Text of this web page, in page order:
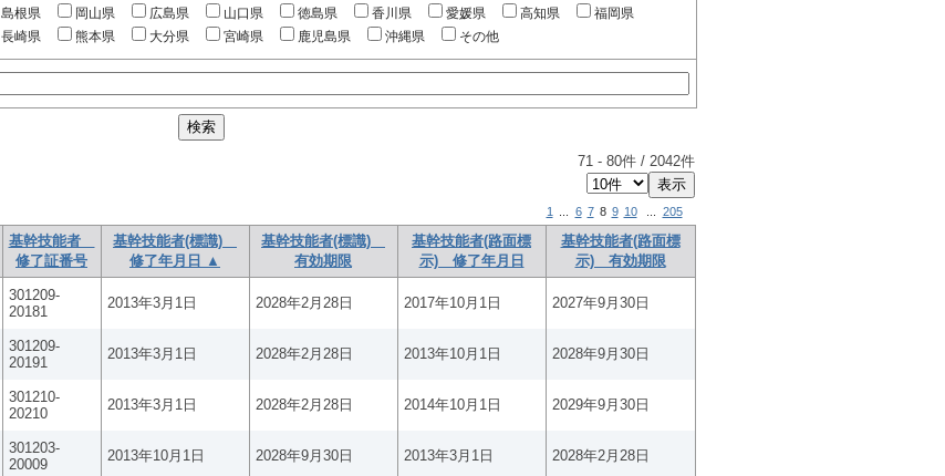
島根県 岡山県 広島県 山口県 徳島県 香川県 愛媛県 高知県
福岡県
長崎県 熊本県 大分県 宮崎県 鹿児島県 沖縄県 その他
71- 80件 / 2042件
1 6 7 8 9 10 205
基幹技能者
修了証番号
基幹技能者(標識)
修了年月日 ▲
基幹技能者(標識)
有効期限
基幹技能者(路面標
示) 修了年月日
基幹技能者(路面標
示) 有効期限
301209-
20181
2013年3月1日 2028年2月28日 2017年10月1日 2027年9月30日
301209-
20191
2013年3月1日 2028年2月28日 2013年10月1日 2028年9月30日
301210-
20210
2013年3月1日 2028年2月28日 2014年10月1日 2029年9月30日
301203-
20009
2013年10月1日 2028年9月30日 2013年3月1日 2028年2月28日